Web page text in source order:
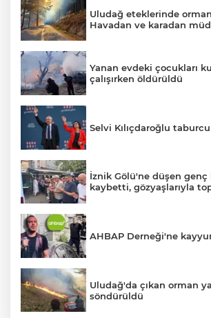
Uludağ eteklerinde orman
Havadan ve karadan
Yanan evdeki çocukları
çalışırken öldürüldü
Selvi Kılıçdaroğlu
İznik Gölü'ne düşen genç
kaybetti, gözyaşlarıyla
AHBAP Derneği'ne
Uludağ'da çıkan orman
söndürüldü